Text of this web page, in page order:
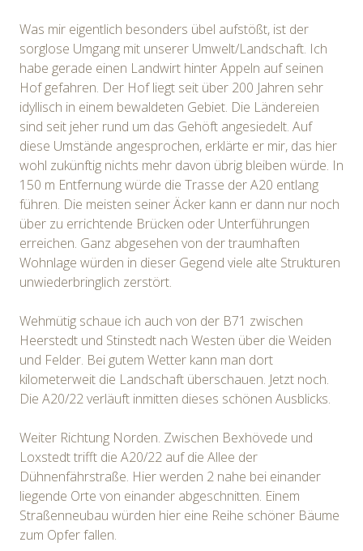
Was mir eigentlich besonders übel aufstößt, ist der
sorglose Umgang mit unserer Umwelt/Landschaft. Ich
habe gerade einen Landwirt hinter Appeln auf seinen
Hof gefahren. Der Hof liegt seit über 200 Jahren sehr
idyllisch in einem bewaldeten Gebiet. Die Ländereien
sind seit jeher rund um das Gehöft angesiedelt. Auf
diese Umstände angesprochen, erklärte er mir, das hier
wohl zukünftig nichts mehr davon übrig bleiben würde. In
150 m Entfernung würde die Trasse der A20 entlang
führen. Die meisten seiner Äcker kann er dann nur noch
über zu errichtende Brücken oder Unterführungen
erreichen. Ganz abgesehen von der traumhaften
Wohnlage würden in dieser Gegend viele alte Strukturen
unwiederbringlich zerstört.
Wehmütig schaue ich auch von der B71 zwischen
Heerstedt und Stinstedt nach Westen über die Weiden
und Felder. Bei gutem Wetter kann man dort
kilometerweit die Landschaft überschauen. Jetzt noch.
Die A20/22 verläuft inmitten dieses schönen Ausblicks.
Weiter Richtung Norden. Zwischen Bexhövede und
Loxstedt trifft die A20/22 auf die Allee der
Dühnenfährstraße. Hier werden 2 nahe bei einander
liegende Orte von einander abgeschnitten. Einem
Straßenneubau würden hier eine Reihe schöner Bäume
zum Opfer fallen.